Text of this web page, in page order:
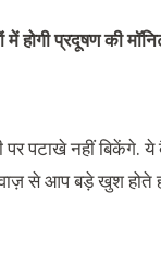
में होगी प्रदूषण की
पर पटाखे नहीं बिकेंगे.
से आप बड़े खुश होते